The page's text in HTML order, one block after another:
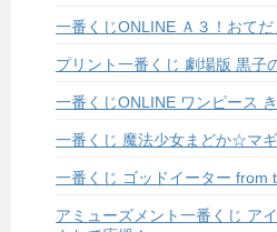
一番くじONLINE Ａ３！おて
プリント一番くじ 劇場版 黒子
一番くじONLINE ワンピース
一番くじ 魔法少女まどか☆マ
一番くじ ゴッドイーター from
アミューズメント一番くじ ア